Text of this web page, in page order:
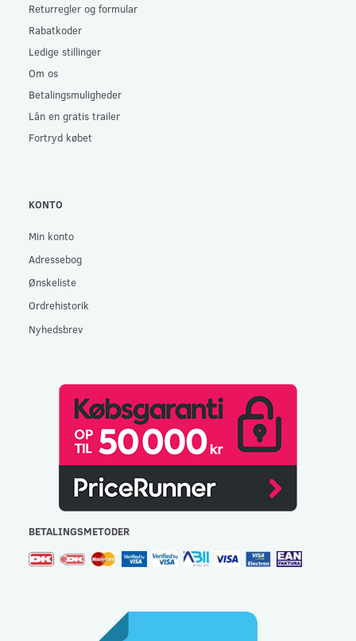
Returregler og formular
Rabatkoder
Ledige stillinger
Om os
Betalingsmuligheder
Lån en gratis trailer
Fortryd købet
KONTO
Min konto
Adressebog
Ønskeliste
Ordrehistorik
Nyhedsbrev
BETALINGSMETODER